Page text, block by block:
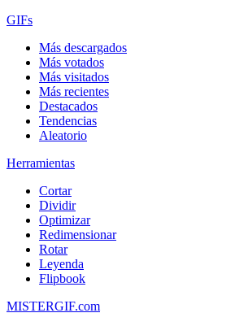
GIFs
Más descargados
Más votados
Más visitados
Más recientes
Destacados
Tendencias
Aleatorio
Herramientas
Cortar
Dividir
Optimizar
Redimensionar
Rotar
Leyenda
Flipbook
MISTERGIF.com